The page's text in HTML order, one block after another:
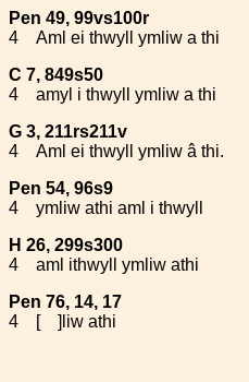
Pen 49, 99vs100r
4
Aml ei thwyll ymliw a thi
C 7, 849s50
4
amyl i thwyll ymliw a thi
G 3, 211rs211v
4
Aml ei thwyll ymliw â thi.
Pen 54, 96s9
4
ymliw athi aml i thwyll
H 26, 299s300
4
aml ithwyll ymliw athi
Pen 76, 14, 17
4
[ ]liw athi